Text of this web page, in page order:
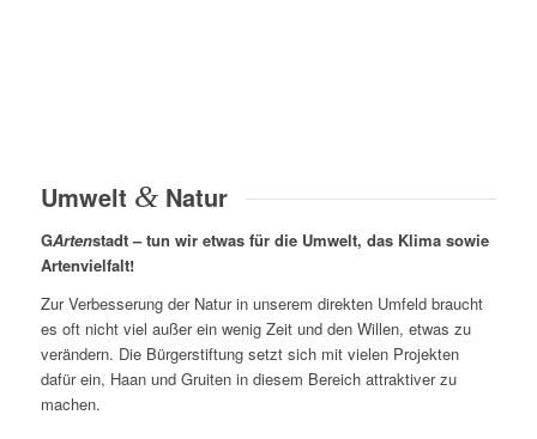
Umwelt &Natur
GArtenstadt – tun wir etwas für die Umwelt, das Klima sowie
Artenvielfalt!
Zur Verbesserung der Natur in unserem direkten Umfeld braucht
es oft nicht viel außer ein wenig Zeit und den Willen, etwas zu
verändern. Die Bürgerstiftung setzt sich mit vielen Projekten
dafür ein, Haan und Gruiten in diesem Bereich attraktiver zu
machen.